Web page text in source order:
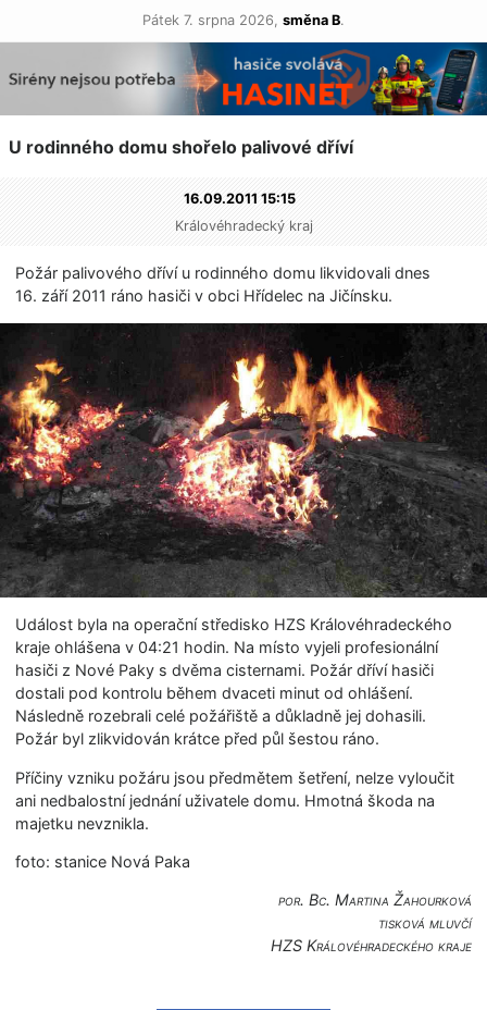
Pátek 7. srpna 2026, směna B.
U rodinného domu shořelo palivové dříví
16.09.2011 15:15
Královéhradecký kraj
Požár palivového dříví u rodinného domu likvidovali dnes
16. září 2011 ráno hasiči v obci Hřídelec na Jičínsku.
Událost byla na operační středisko HZS Královéhradeckého
kraje ohlášena v 04:21 hodin. Na místo vyjeli profesionální
hasiči z Nové Paky s dvěma cisternami. Požár dříví hasiči
dostali pod kontrolu během dvaceti minut od ohlášení.
Následně rozebrali celé požářiště a důkladně jej dohasili.
Požár byl zlikvidován krátce před půl šestou ráno.
Příčiny vzniku požáru jsou předmětem šetření, nelze vyloučit
ani nedbalostní jednání uživatele domu. Hmotná škoda na
majetku nevznikla.
foto: stanice Nová Paka
por. Bc. Martina Žahourková
tisková mluvčí
HZS Královéhradec­kého kraje